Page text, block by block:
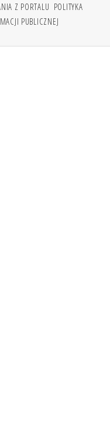
Z PORTALU POLITYKA
PUBLICZNEJ